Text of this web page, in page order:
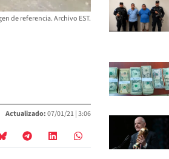
de referencia. Archivo EST.
Actualizado:07/01/21 |3:06